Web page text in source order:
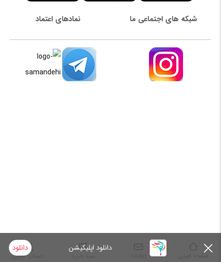
شبکه های اجتماعی ما نمادهای اعتماد
دانلود اپلیکیشن دانلود
صفحه اصلی حساب کاربری